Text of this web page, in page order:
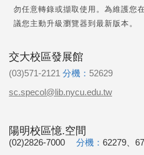
勿任意轉錄或擷取使用。為維護您
議您主動升級瀏覽器到最新版本。
交大校區發展館
(03)571-2121 分機： 52629
sc.specol@lib.nycu.edu.tw
陽明校區憶.空間
(02)2826-7000 分機： 62279、